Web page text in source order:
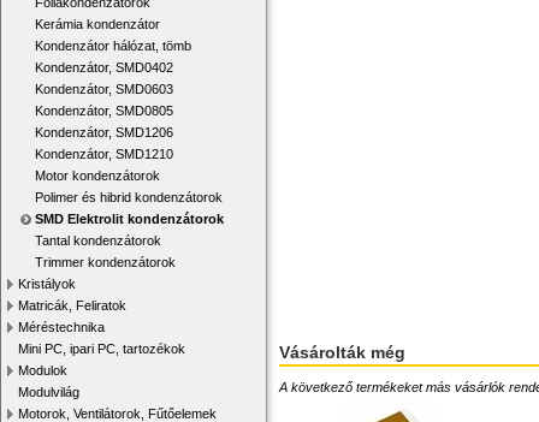
Kerámia kondenzátor
Kondenzátor hálózat, tömb
Kondenzátor, SMD0402
Kondenzátor, SMD0603
Kondenzátor, SMD0805
Kondenzátor, SMD1206
Kondenzátor, SMD1210
Motor kondenzátorok
Polimer és hibrid kondenzátorok
SMD Elektrolit kondenzátorok
Tantal kondenzátorok
Trimmer kondenzátorok
Kristályok
Matricák, Feliratok
Méréstechnika
Mini PC, ipari PC, tartozékok
Modulok
Modulvilág
Motorok, Ventilátorok, Fűtőelemek
Vásárolták még
A következő termékeket más vásárlók